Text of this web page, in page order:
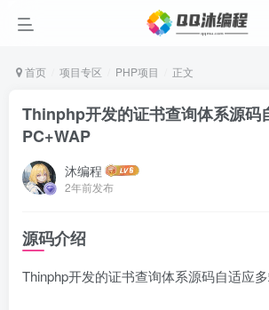
首页 项目专区 PHP项目 正文
Thinphp开发的证书查询体系源码
PC+WAP
沐编程
2年前发布
源码介绍
Thinphp开发的证书查询体系源码自适应